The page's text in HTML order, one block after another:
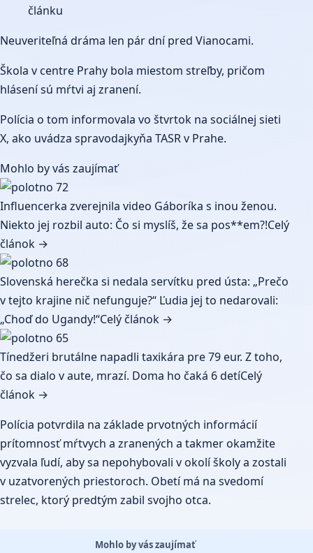
článku
Neuveriteľná dráma len pár dní pred Vianocami.
Škola v centre Prahy bola miestom streľby, pričom
hlásení sú mŕtvi aj zranení.
Polícia o tom informovala vo štvrtok na sociálnej sieti
X, ako uvádza spravodajkyňa TASR v Prahe.
Mohlo by vás zaujímať
Influencerka zverejnila video Gáboríka s inou ženou.
Niekto jej rozbil auto: Čo si myslíš, že sa pos**em?!Celý
článok →
Slovenská herečka si nedala servítku pred ústa: „Prečo
v tejto krajine nič nefunguje?“ Ľudia jej to nedarovali:
„Choď do Ugandy!“Celý článok →
Tínedžeri brutálne napadli taxikára pre 79 eur. Z toho,
čo sa dialo v aute, mrazí. Doma ho čaká 6 detíCelý
článok →
Polícia potvrdila na základe prvotných informácií
prítomnosť mŕtvych a zranených a takmer okamžite
vyzvala ľudí, aby sa nepohybovali v okolí školy a zostali
v uzatvorených priestoroch. Obetí má na svedomí
strelec, ktorý predtým zabil svojho otca.
Mohlo by vás zaujímať